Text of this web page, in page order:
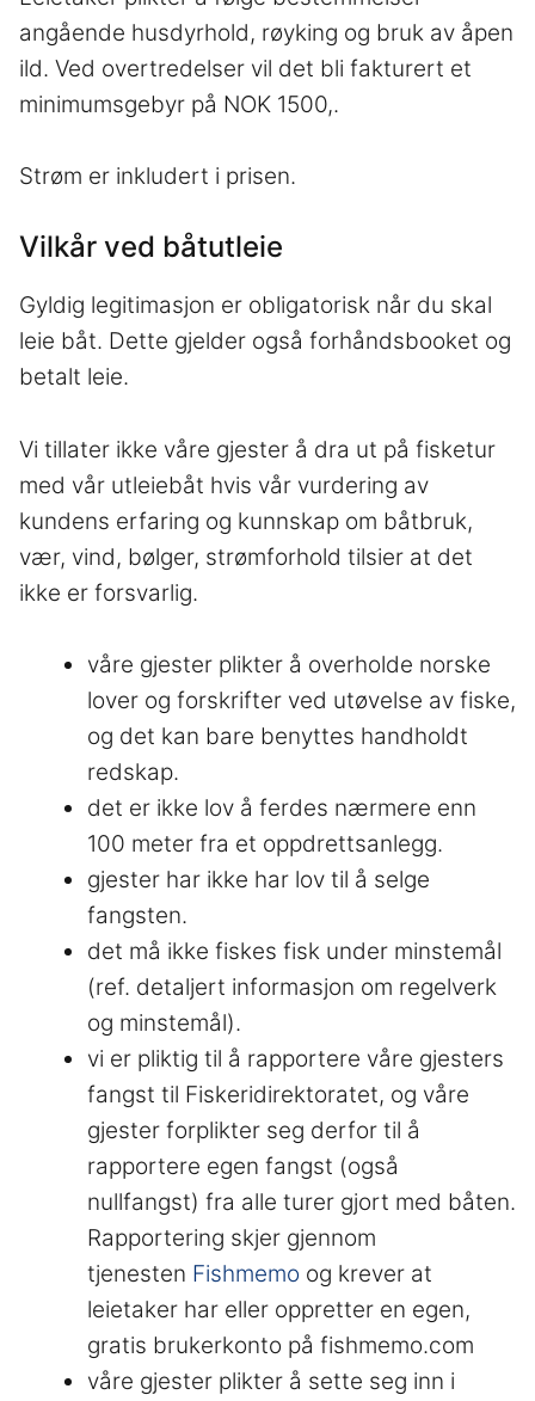
angående husdyrhold, røyking og bruk av åpen
ild. Ved overtredelser vil det bli fakturert et
minimumsgebyr på NOK 1500,­.
Strøm er inkludert i prisen.
Vilkår ved båtutleie
Gyldig legitimasjon er obligatorisk når du skal
leie båt. Dette gjelder også forhåndsbooket og
betalt leie.
Vi tillater ikke våre gjester å dra ut på fisketur
med vår utleiebåt hvis vår vurdering av
kundens erfaring og kunnskap om båtbruk,
vær, vind, bølger, strømforhold tilsier at det
ikke er forsvarlig.
våre gjester plikter å overholde norske
lover og forskrifter ved utøvelse av fiske,
og det kan bare benyttes handholdt
redskap.
det er ikke lov å ferdes nærmere enn
100 meter fra et oppdrettsanlegg.
gjester har ikke har lov til å selge
fangsten.
det må ikke fiskes fisk under minstemål
(ref. detaljert informasjon om regelverk
og minstemål).
vi er pliktig til å rapportere våre gjesters
fangst til Fiskeridirektoratet, og våre
gjester forplikter seg derfor til å
rapportere egen fangst (også
nullfangst) fra alle turer gjort med båten.
Rapportering skjer gjennom
tjenesten Fishmemo og krever at
leietaker har eller oppretter en egen,
gratis brukerkonto på fishmemo.com
våre gjester plikter å sette seg inn i